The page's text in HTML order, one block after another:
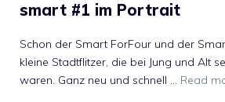
smart #1 im Portrait
Schon der Smart ForFour und der
kleine Stadtflitzer, die bei Jung und Alt
waren. Ganz neu und schnell … Read